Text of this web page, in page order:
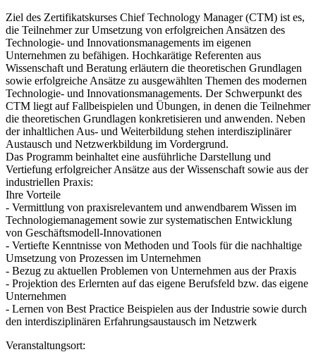
Ziel des Zertifikatskurses Chief Technology Manager (CTM) ist es,
die Teilnehmer zur Umsetzung von erfolgreichen Ansätzen des
Technologie- und Innovationsmanagements im eigenen
Unternehmen zu befähigen. Hochkarätige Referenten aus
Wissenschaft und Beratung erläutern die theoretischen Grundlagen
sowie erfolgreiche Ansätze zu ausgewählten Themen des modernen
Technologie- und Innovationsmanagements. Der Schwerpunkt des
CTM liegt auf Fallbeispielen und Übungen, in denen die Teilnehmer
die theoretischen Grundlagen konkretisieren und anwenden. Neben
der inhaltlichen Aus- und Weiterbildung stehen interdisziplinärer
Austausch und Netzwerkbildung im Vordergrund.
Das Programm beinhaltet eine ausführliche Darstellung und
Vertiefung erfolgreicher Ansätze aus der Wissenschaft sowie aus der
industriellen Praxis:
Ihre Vorteile
- Vermittlung von praxisrelevantem und anwendbarem Wissen im
Technologiemanagement sowie zur systematischen Entwicklung
von Geschäftsmodell-Innovationen
- Vertiefte Kenntnisse von Methoden und Tools für die nachhaltige
Umsetzung von Prozessen im Unternehmen
- Bezug zu aktuellen Problemen von Unternehmen aus der Praxis
- Projektion des Erlernten auf das eigene Berufsfeld bzw. das eigene
Unternehmen
- Lernen von Best Practice Beispielen aus der Industrie sowie durch
den interdisziplinären Erfahrungsaustausch im Netzwerk
Veranstaltungsort: